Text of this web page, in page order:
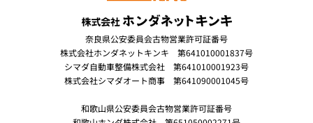
奈良県公安委員会古物営業許可証番号
株式会社ホンダネットキンキ 第641010001837号
シマダ自動車整備株式会社 第641010001923号
株式会社シマダオート商事 第641090001045号
和歌山県公安委員会古物営業許可証番号